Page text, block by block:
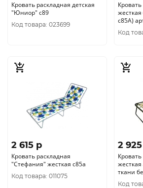
Кровать раскладная детская
"Юниор" с89
Код товара: 023699
с85А)
серый
Код
2 615 p
Кровать раскладная
"Стефания" жесткая с85а
Код товара: 011075
2
ткани
Код